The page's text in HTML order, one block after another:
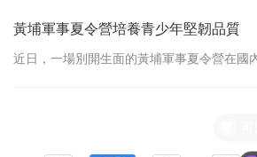
黃埔軍事夏令營培養青少年堅韌品質
近日，一場別開生面的黃埔軍事夏令營在國